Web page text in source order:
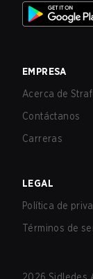
EMPRESA
Acerca de
Contáctanos
Carreras
LEGAL
Política de
Términos de